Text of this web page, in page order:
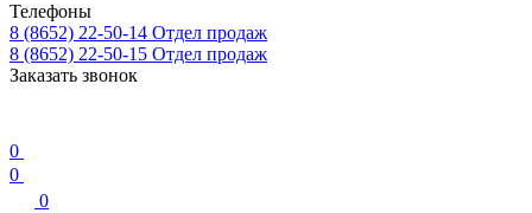
Телефоны
8 (8652) 22-50-14 Отдел продаж
8 (8652) 22-50-15 Отдел продаж
Заказать звонок
0
0
0